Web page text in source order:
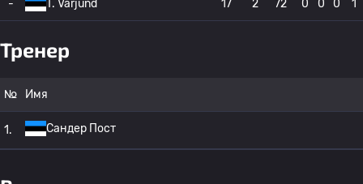
- T. Varjund 17 2 72 0 0 0 1
Тренер
№ Имя
1. Сандер Пост